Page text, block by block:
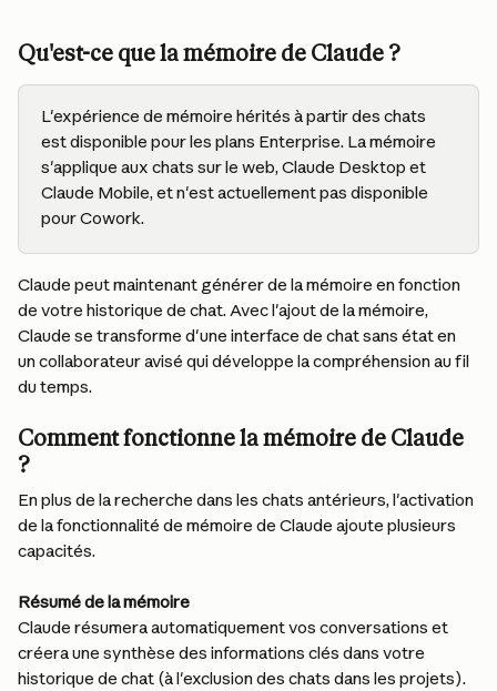
Qu'est-ce que la mémoire de Claude ?
L'expérience de mémoire hérités à partir des chats
est disponible pour les plans Enterprise. La mémoire
s'applique aux chats sur le web, Claude Desktop et
Claude Mobile, et n'est actuellement pas disponible
pour Cowork.
Claude peut maintenant générer de la mémoire en fonction
de votre historique de chat. Avec l'ajout de la mémoire,
Claude se transforme d'une interface de chat sans état en
un collaborateur avisé qui développe la compréhension au fil
du temps.
Comment fonctionne la mémoire de Claude
?
En plus de la recherche dans les chats antérieurs, l'activation
de la fonctionnalité de mémoire de Claude ajoute plusieurs
capacités.
Résumé de la mémoire
Claude résumera automatiquement vos conversations et
créera une synthèse des informations clés dans votre
historique de chat (à l'exclusion des chats dans les projets).